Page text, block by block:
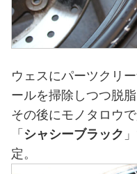
ウェスにパーツクリ
ールを掃除しつつ脱脂
その後にモノタロウ
「 シャシーブラック
定。